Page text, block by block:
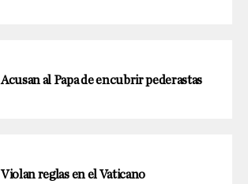
Acusan al Papa de encubrir pederastas
Violan reglas en el Vaticano